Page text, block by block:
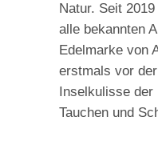
Natur. Seit
alle bekannten
Edelmarke von
erstmals vor
Inselkulisse
Tauchen und